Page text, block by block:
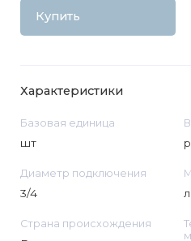
Купить
Характеристики
Базовая единица
шт
Диаметр подключения
3/4
Страна происхождения